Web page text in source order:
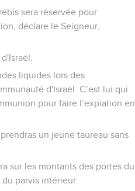
sera réservée pour
déclare le Seigneur,
liquides lors des
d'Israël. C’est lui qui
pour faire l’expiation en
un jeune taureau sans
sur les montants des portes du
parvis intérieur.